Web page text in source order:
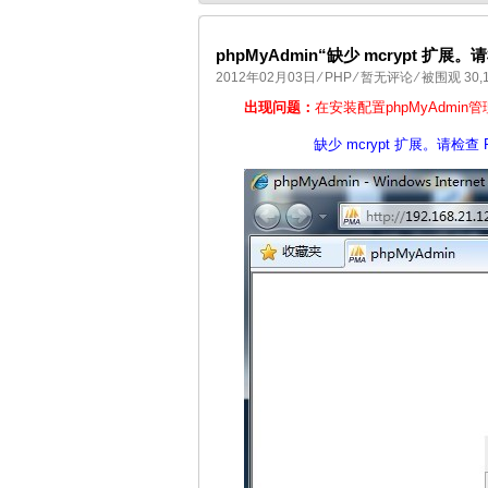
国产化操作系统欧拉openEuler编
phpMyAdmin“缺少 mcrypt 扩展。
2012年02月03日 ⁄ PHP ⁄暂无评论⁄ 被围观
出现问题： 在安装配置phpMyAdmin
缺少 mcrypt 扩展。请检查